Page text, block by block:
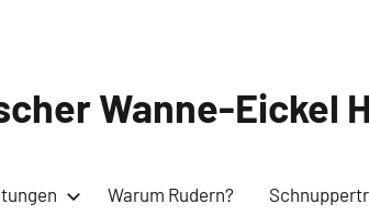
Wanne-Eickel
Warum Rudern?